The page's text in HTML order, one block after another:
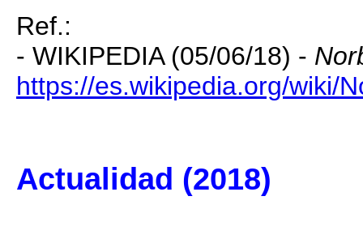
Ref.:
- WIKIPEDIA (05/06/18) -
https://es.wikipedia.org/wiki/
Actualidad (2018)